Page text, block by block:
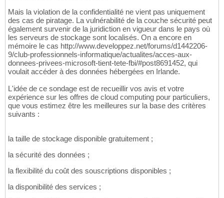
Mais la violation de la confidentialité ne vient pas uniquement
des cas de piratage. La vulnérabilité de la couche sécurité peut
également survenir de la juridiction en vigueur dans le pays où
les serveurs de stockage sont localisés. On a encore en
mémoire le cas http://www.developpez.net/forums/d1442206-
9/club-professionnels-informatique/actualites/acces-aux-
donnees-privees-microsoft-tient-tete-fbi/#post8691452, qui
voulait accéder à des données hébergées en Irlande.
L'idée de ce sondage est de recueillir vos avis et votre
expérience sur les offres de cloud computing pour particuliers,
que vous estimez être les meilleures sur la base des critères
suivants :
la taille de stockage disponible gratuitement ;
la sécurité des données ;
la flexibilité du coût des souscriptions disponibles ;
la disponibilité des services ;